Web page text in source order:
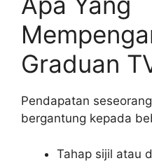
Graduan
Pendapatan
bergantung kepada
Tahap sijil atau